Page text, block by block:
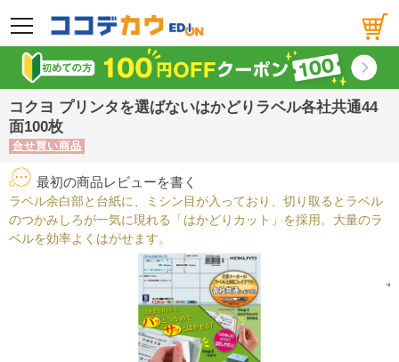
メニュー
コクヨ プリンタを選ばないはかどりラベル各社共通44
面100枚
合せ買い商品
最初の商品レビューを書く
ラベル余白部と台紙に、ミシン目が入っており、切り取るとラベル
のつかみしろが一気に現れる「はかどりカット」を採用。大量のラ
ベルを効率よくはがせます。